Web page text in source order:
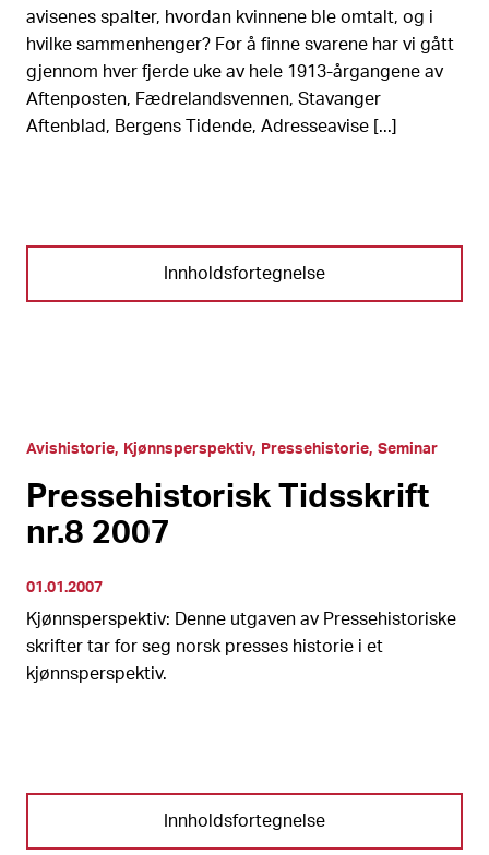
avisenes spalter, hvordan kvinnene ble omtalt, og i
hvilke sammenhenger? For å finne svarene har vi gått
gjennom hver fjerde uke av hele 1913-årgangene av
Aftenposten, Fædrelandsvennen, Stavanger
Aftenblad, Bergens Tidende, Adresseavise [...]
Innholdsfortegnelse
Avishistorie Kjønnsperspektiv Pressehistorie Seminar
Pressehistorisk Tidsskrift
nr.8 2007
01.01.2007
Kjønnsperspektiv: Denne utgaven av Pressehistoriske
skrifter tar for seg norsk presses historie i et
kjønnsperspektiv.
Innholdsfortegnelse